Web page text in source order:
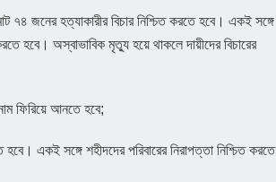
৭৪ জনের হত্যাকারীর বিচার নিশ্চিত করতে হবে। একই সঙ্গে
হবে। অস্বাভাবিক মৃত্যু হয়ে থাকলে দায়ীদের বিচারের
ফিরিয়ে আনতে হবে;
একই সঙ্গে শহীদদের পরিবারের নিরাপত্তা নিশ্চিত করতে